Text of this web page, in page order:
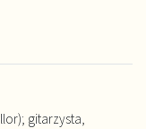
gitarzysta,